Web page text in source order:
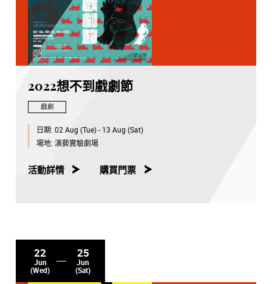
2022想不到戲劇節
戲劇
日期: 02 Aug (Tue) - 13 Aug (Sat)
場地: 演藝實驗劇場
活動詳情 購買門票
22
Jun
(Wed)
25
Jun
(Sat)